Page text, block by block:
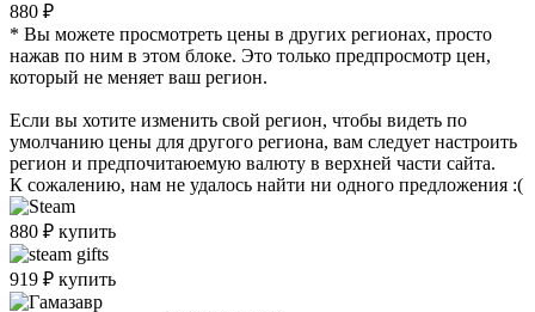
880 ₽
* Вы можете просмотреть цены в других регионах, просто
нажав по ним в этом блоке. Это только предпросмотр цен,
который не меняет ваш регион.
Если вы хотите изменить свой регион, чтобы видеть по
умолчанию цены для другого региона, вам следует настроить
регион и предпочитаюемую валюту в верхней части сайта.
К сожалению, нам не удалось найти ни одного предложения :(
880 ₽ купить
919 ₽ купить